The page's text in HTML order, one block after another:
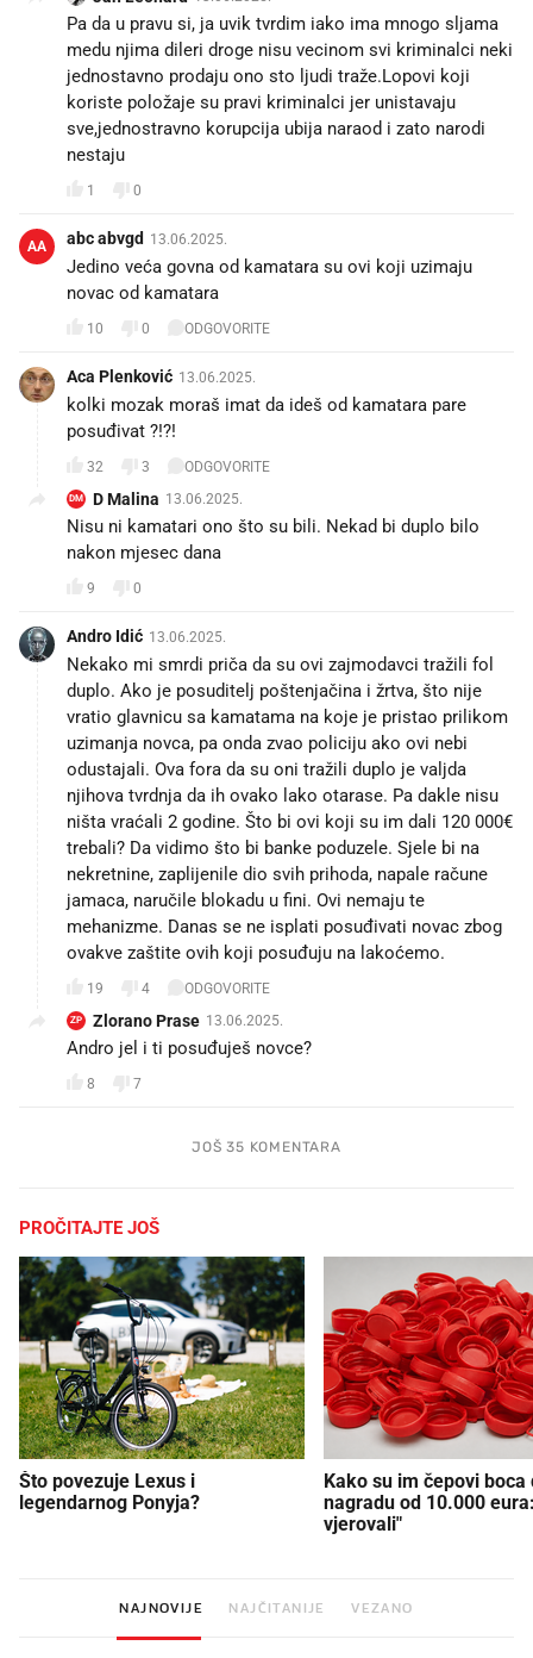
Pa da u pravu si, ja uvik tvrdim iako ima mnogo sljama
medu njima dileri droge nisu vecinom svi kriminalci neki
jednostavno prodaju ono sto ljudi traže.Lopovi koji
koriste položaje su pravi kriminalci jer unistavaju
sve,jednostravno korupcija ubija naraod i zato narodi
nestaju
1 0
AA abc abvgd 13.06.2025.
Jedino veća govna od kamatara su ovi koji uzimaju
novac od kamatara
10 0 ODGOVORITE
Aca Plenković 13.06.2025.
kolki mozak moraš imat da ideš od kamatara pare
posuđivat ?!?!
32 3 ODGOVORITE
DM D Malina 13.06.2025.
Nisu ni kamatari ono što su bili. Nekad bi duplo bilo
nakon mjesec dana 😂
9 0
Andro Idić 13.06.2025.
Nekako mi smrdi priča da su ovi zajmodavci tražili fol
duplo. Ako je posuditelj poštenjačina i žrtva, što nije
vratio glavnicu sa kamatama na koje je pristao prilikom
uzimanja novca, pa onda zvao policiju ako ovi nebi
odustajali. Ova fora da su oni tražili duplo je valjda
njihova tvrdnja da ih ovako lako otarase. Pa dakle nisu
ništa vraćali 2 godine. Što bi ovi koji su im dali 120 000€
trebali? Da vidimo što bi banke poduzele. Sjele bi na
nekretnine, zaplijenile dio svih prihoda, napale račune
jamaca, naručile blokadu u fini. Ovi nemaju te
mehanizme. Danas se ne isplati posuđivati novac zbog
ovakve zaštite ovih koji posuđuju na lakoćemo.
19 4 ODGOVORITE
ZP Zlorano Prase 13.06.2025.
Andro jel i ti posuđuješ novce? 😁
8 7
JOŠ 35 KOMENTARA
PROČITAJTE JOŠ
Što povezuje Lexus i
legendarnog Ponyja?
Kako su im čepovi boca
nagradu od 10.000
vjerovali"
NAJNOVIJE NAJČITANIJE VEZANO